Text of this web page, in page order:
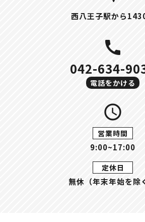
西八王子駅から
call
042-634-
電話をかける
query_builder
営業時間
9:00~17:00
定休日
無休（年末年始を除